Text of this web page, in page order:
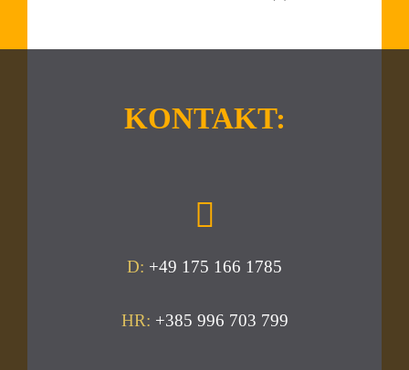
KONTAKT:
D: +49 175 166 1785
HR: +385 996 703 799